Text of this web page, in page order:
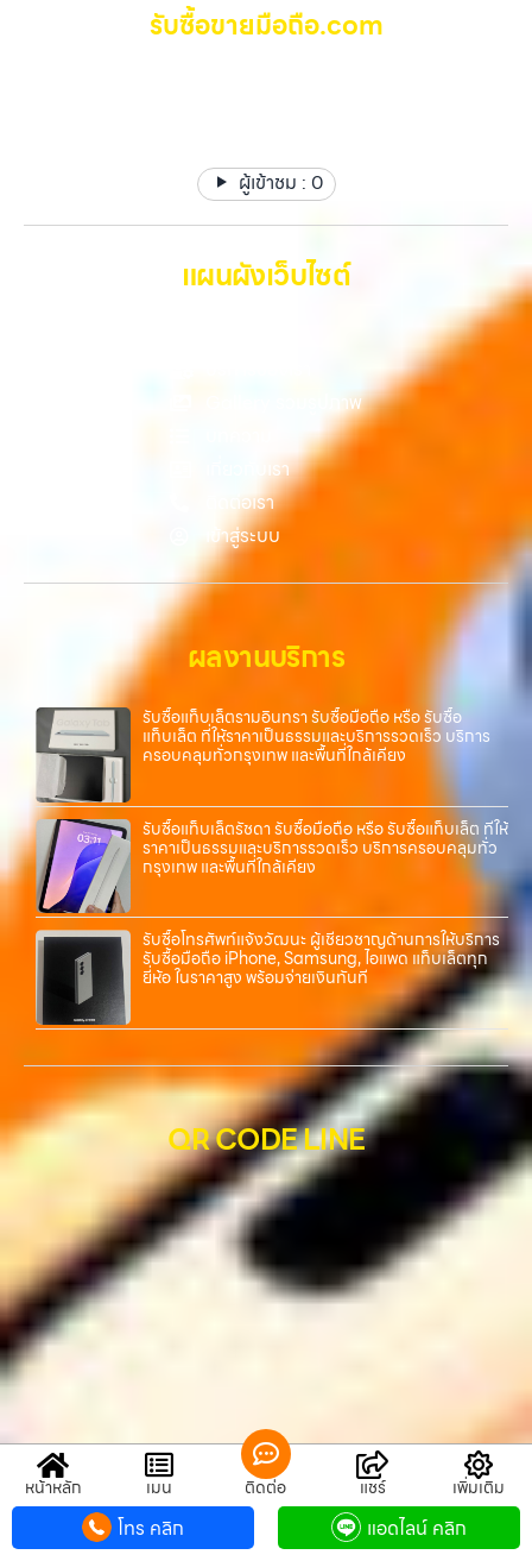
ทั้งหมดนี้เพื่อให้การขายอุปกรณ์ของคุณเป็นเรื่องง่ายขึ้น ดีกว่า รวดเร็วกว่า
ซื้อแท็บเล็ต, หรือบริการอื่นๆ เกี่ยวกับสินค้าไอที กรุงเทพฯ – เราพร้อมให้
บริการครบวงจร บริการของเรา เราให้บริการแบบครบวงจรสำหรับลูกค้าที่
ต้องการขายอุปกรณ์ไอที ไม่ว่าจะเป็น: รับซื้อไอโฟน ทุกรุ่น ทั้งเครื่องใหม่และ
ทันที ด้วยบริการ รับซื้อไอโฟน, รับซื้อไอแพด, รับซื้อมือถือ, รับซื้อโทรศัพท์,
รับซื้อโน๊ตบุ๊ค, รับซื้อแท็บเล็ต, รับซื้อสินค้าไอทีกรุงเทพมหานคร อย่างครบ
มอบบริการประเมินสภาพเครื่อง ฟรี ปราบปรามความยุ่งยากทั้งหลาย โดย
เน้น โปร่งใส มั่นใจได้ และจ่ายเงินทันทีเมื่อตกลงซื้อขายสำเร็จ บริการของเรา
เพราะมูลค่าของเครื่องไม่ได้ขึ้นอยู่แค่ยี่ห้อ แต่ขึ้นอยู่กับสภาพจริง ความครบ
ชุด และความสะดวกในการขายของคุณ เราจึงตั้งใจให้บริการในเขต
ลาดพร้าว, รัชดา, บางรัก, แจ้งวัฒนะ, บางแค, วัชรพล, รามอินทรา, บางนา,
บางพลี, เกษตรนวมินทร์, เสนานิคม, วังหิน อย่างเต็มที่ ไม่ว่าคุณจะค้นหาคำ
ว่า “รับซื้อมือถือใกล้ฉัน”, “รับซื้อโทรศัพท์มือสองกรุงเทพ”, “ขาย iPad ได้
ราคา”, “รับซื้อแท็บเล็ต กรุงเทพถึงที่”, หรือ “รับซื้อ Samsung มือสอง
ราคาสูง” — ที่นี่คือคำตอบ เพราะบริการของเรามุ่งตรงให้คุณได้รับราคาและ
ความสะดวกสบายที่เหนือกว่า เลือกเราแล้วคุณจะได้บริการที่คุณไว้วางใจ
พร้อมทีมงานที่พร้อมอำนวยความสะดวก นัดรับถึงที่ ตรวจสภาพอย่างมือ
อาชีพ และจ่ายเงินทันที ทั้งหมดนี้เพื่อให้การขายอุปกรณ์ของคุณเป็นเรื่อง
ง่ายขึ้น ดีกว่า รวดเร็วกว่า และคุ้มค่ากว่า ทำไมต้องเลือกเรา ผู้เชี่ยวชาญด้าน
การให้บริการ รับซื้อมือถือ iPhone, Samsung, ไอแพด แท็บเล็ตทุกยี่ห้อ ใน
ราคาสูง พร้อมจ่ายเงินทันที โดยเน้นบริการในพื้นที่ ลาดพร้าว, รัชดา,
บางรัก, แจ้งวัฒนะ, บางแค, วัชรพล, รามอินทรา, รวมถึง บางนา, บางพลี,
เกษตรนวมินทร์, เสนานิคม, วังหินไม่ว่าคุณจะต้องการ รับซื้อโทรศัพท์, รับ
ซื้อแมคบุค, รับซื้อโน๊ตบุ๊ค, รับซื้อแท็บเล็ต, หรือบริการอื่นๆ เกี่ยวกับสินค้า
ไอที กรุงเทพฯ – เราพร้อมให้บริการครบวงจร บริการของเรา เราให้บริการ
แบบครบวงจรสำหรับลูกค้าที่ต้องการขายอุปกรณ์ไอที ไม่ว่าจะเป็น: รับซื้อไอ
โฟน ทุกรุ่น ทั้งเครื่องใหม่และเครื่องใช้งานแล้ว รับซื้อไอแพด แท็บเล็ต…
รับซื้อขายมือถือ.com
ผู้เข้าชม : 0
แผนผังเว็บไซต์
Gallery รวมรูปภาพ
เกี่ยวกับเรา
ติดต่อเรา
เข้าสู่ระบบ
ผลงานบริการ
รับซื้อแท็บเล็ตรามอินทรา รับซื้อมือถือ หรือ รับซื้อ
แท็บเล็ต ที่ให้ราคาเป็นธรรมและบริการรวดเร็ว บริการ
ครอบคลุมทั่วกรุงเทพ และพื้นที่ใกล้เคียง
รับซื้อแท็บเล็ตรัชดา รับซื้อมือถือ หรือ รับซื้อแท็บเล็ต ที่ให้
ราคาเป็นธรรมและบริการรวดเร็ว บริการครอบคลุมทั่ว
กรุงเทพ และพื้นที่ใกล้เคียง
รับซื้อโทรศัพท์แจ้งวัฒนะ ผู้เชี่ยวชาญด้านการให้บริการ
รับซื้อมือถือ iPhone, Samsung, ไอแพด แท็บเล็ตทุก
ยี่ห้อ ในราคาสูง พร้อมจ่ายเงินทันที
QR CODE LINE
QR CODE LINE
รับซื้อขายมือถือ.com
หน้าหลัก เมนู ติดต่อ แชร์ เพิ่มเติม
โทร คลิก แอดไลน์ คลิก